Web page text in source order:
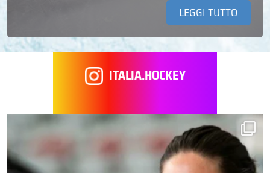
LEGGI TUTTO
ITALIA.HOCKEY